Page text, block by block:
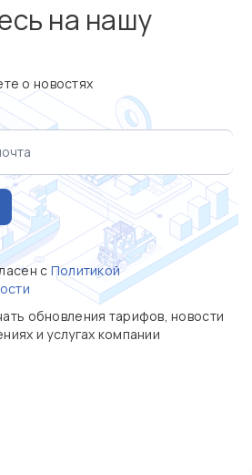
на нашу
о новостях
с Политикой
обновления тарифов, новости
и услугах компании